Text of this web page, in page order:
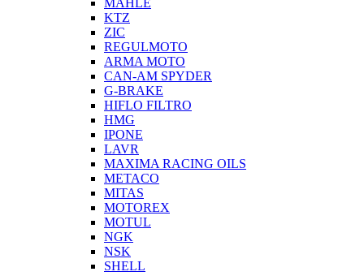
MAHLE
KTZ
ZIC
REGULMOTO
ARMA MOTO
CAN-AM SPYDER
G-BRAKE
HIFLO FILTRO
HMG
IPONE
LAVR
MAXIMA RACING OILS
METACO
MITAS
MOTOREX
MOTUL
NGK
NSK
SHELL